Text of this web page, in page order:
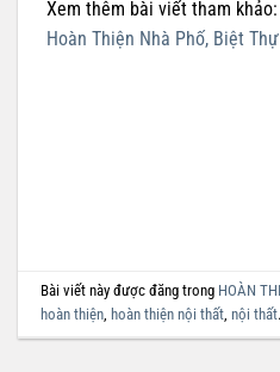
Xem thêm bài viết tham khảo:
Hoàn Thiện Nhà Phố, Biệt
Bài viết này được đăng trong HOÀN
hoàn thiện, hoàn thiện nội thất,nội thất.